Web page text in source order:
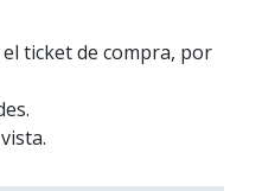
ticket de compra, por